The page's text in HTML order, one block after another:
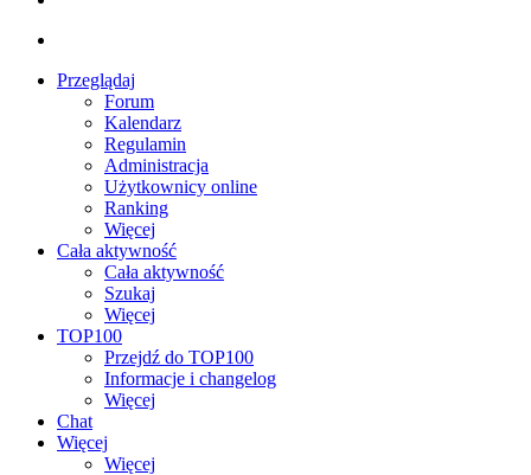
Przeglądaj
Forum
Kalendarz
Regulamin
Administracja
Użytkownicy online
Ranking
Więcej
Cała aktywność
Cała aktywność
Szukaj
Więcej
TOP100
Przejdź do TOP100
Informacje i changelog
Więcej
Chat
Więcej
Więcej